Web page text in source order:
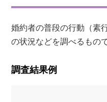
婚約者の普段の行動（素
の状況などを調べるもので
調査結果例